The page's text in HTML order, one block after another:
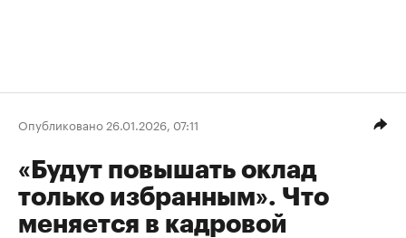
Опубликовано 26.01.2026, 07:11
«Будут повышать оклад
только избранным». Что
меняется в кадровой